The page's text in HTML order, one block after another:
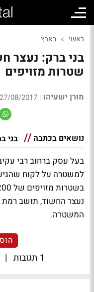
ראשי בארץ
בני ברק: נעצר
שטרות מזויפים
מורן ישעיהו |
27/08/2017 15:17
נושאים בכתבה בני
בעל עסק ברחוב רבי
למשטרה על לקוח
המשטרה.
1 תגובות |